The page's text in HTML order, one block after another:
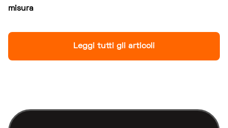
misura
Leggi tutti gli articoli